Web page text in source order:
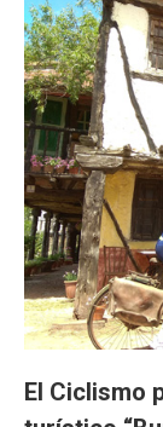
El Ciclismo